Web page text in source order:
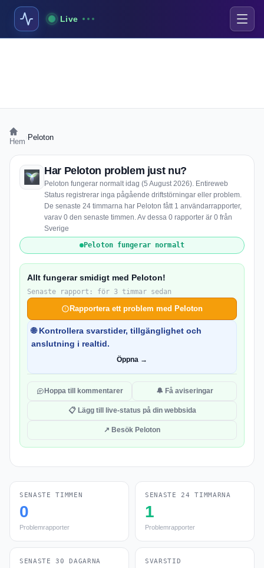
Live
Hem Peloton
Har Peloton problem just nu?
Peloton fungerar normalt idag (5 August 2026). Entireweb
Status registrerar inga pågående driftstörningar eller problem.
De senaste 24 timmarna har Peloton fått 1 användarrapporter,
varav 0 den senaste timmen. Av dessa 0 rapporter är 0 från
Sverige
Peloton fungerar normalt
Allt fungerar smidigt med Peloton!
Senaste rapport: för 3 timmar sedan
Rapportera ett problem med Peloton
🌐 Kontrollera svarstider, tillgänglighet och
anslutning i realtid.
Öppna →
Hoppa till kommentarer 🔔 Få aviseringar
📋 Lägg till live-status på din webbsida
↗ Besök Peloton
SENASTE TIMMEN
0
Problemrapporter
SENASTE 24 TIMMARNA
1
Problemrapporter
SENASTE 30 DAGARNA SVARSTID